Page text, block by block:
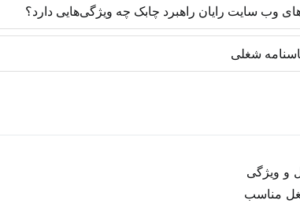
به درونی‌سازی متدهای به کار گرفته‌شده در سازمان‌ها
بدین ترتیب اجرا با آگاهی از دورنما و تسلط بر
با تغییرات پیش برد.
وب سایت رایان راهبرد چابک چه ویژگی‌هایی دارد؟
چابک متشکل از متخصصان منابع انسانی با تسلط بر
محتوا وفادارند. مطالب و یادداشت‌هایی که در وب سایت
شغلی
و ویژگی
مناسب